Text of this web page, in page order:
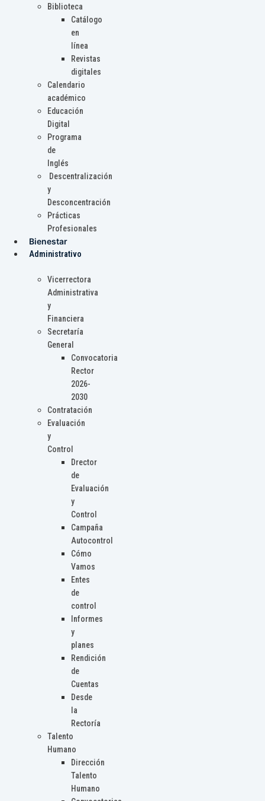
Biblioteca
Catálogo
en
línea
Revistas
digitales
Calendario
académico
Educación
Digital
Programa
de
Inglés
Descentralización
y
Desconcentración
Prácticas
Profesionales
Bienestar
Administrativo
Vicerrectora
Administrativa
y
Financiera
Secretaría
General
Convocatoria
Rector
2026-
2030
Contratación
Evaluación
y
Control
Drector
de
Evaluación
y
Control
Campaña
Autocontrol
Cómo
Vamos
Entes
de
control
Informes
y
planes
Rendición
de
Cuentas
Desde
la
Rectoría
Talento
Humano
Dirección
Talento
Humano